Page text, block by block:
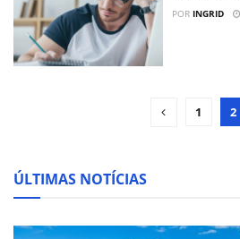
POR INGRID
1 2
ÚLTIMAS NOTÍCIAS